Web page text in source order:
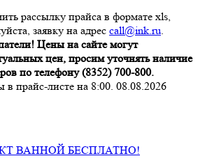
рассылку прайса в формате xls,
заявку на адрес call@ink.ru.
Цены на сайте могут
цен, просим уточнять наличие
по телефону (8352) 700-800.
прайс-листе на 8:00. 08.08.2026
ВАННОЙ БЕСПЛАТНО!